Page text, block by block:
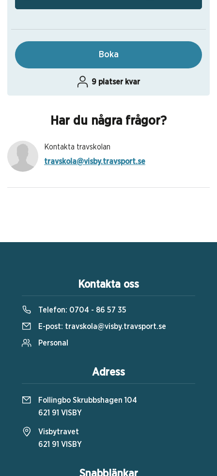
Boka
9 platser kvar
Har du några frågor?
Kontakta travskolan
travskola@visby.travsport.se
Snabblänkar
Kontakta oss
Telefon: 0704 - 86 57 35
E-post: travskola@visby.travsport.se
Personal
Adress
Follingbo Skrubbshagen 104
621 91 VISBY
Visbytravet
621 91 VISBY